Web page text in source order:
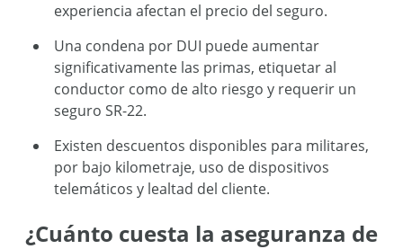
experiencia afectan el precio del seguro.
Una condena por DUI puede aumentar
significativamente las primas, etiquetar al
conductor como de alto riesgo y requerir un
seguro SR-22.
Existen descuentos disponibles para militares,
por bajo kilometraje, uso de dispositivos
telemáticos y lealtad del cliente.
¿Cuánto cuesta la aseguranza de